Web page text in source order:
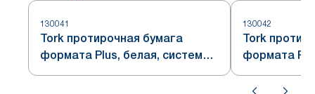
130041
Tork протирочная бумага
формата Plus, белая, система
W1/W2
130042
Tork
формата
W1/W2/W3